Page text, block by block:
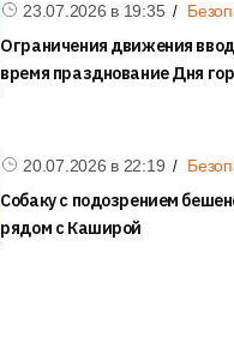
23.07.2026 в 19:35
Ограничения движения
время празднование Дня
20.07.2026 в 22:19
Собаку с подозрением
рядом с Каширой